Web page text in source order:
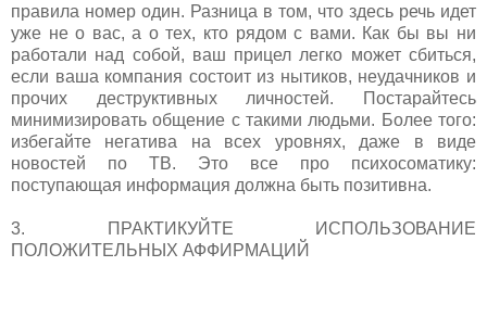
правила номер один. Разница в том, что здесь речь идет
уже не о вас, а о тех, кто рядом с вами. Как бы вы ни
работали над собой, ваш прицел легко может сбиться,
если ваша компания состоит из нытиков, неудачников и
прочих деструктивных личностей. Постарайтесь
минимизировать общение с такими людьми. Более того:
избегайте негатива на всех уровнях, даже в виде
новостей по ТВ. Это все про психосоматику:
поступающая информация должна быть позитивна.
3. ПРАКТИКУЙТЕ ИСПОЛЬЗОВАНИЕ
ПОЛОЖИТЕЛЬНЫХ АФФИРМАЦИЙ